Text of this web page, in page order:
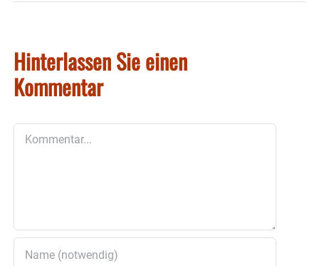
Hinterlassen Sie einen
Kommentar